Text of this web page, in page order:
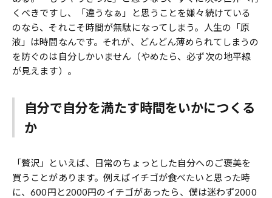
くべきですし、「違うなぁ」と思うことを嫌々続けている
のなら、それこそ時間が無駄になってしまう。人生の「原
液」は時間なんです。それが、どんどん薄められてしまうの
を防ぐのは自分しかいません（やめたら、必ず次の地平線
が見えます）。
自分で自分を満たす時間をいかにつくる
か
「贅沢」といえば、日常のちょっとした自分へのご褒美を
買うことがあります。例えばイチゴが食べたいと思った時
に、600円と2000円のイチゴがあったら、僕は迷わず2000